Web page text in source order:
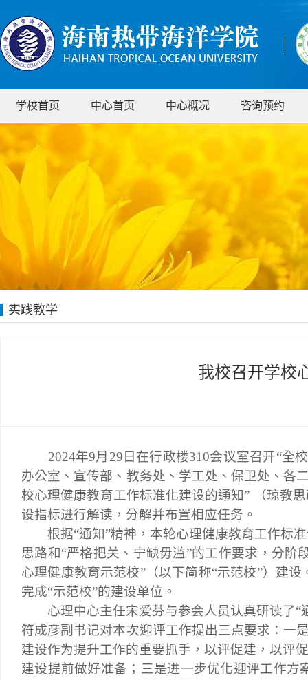
学校首页 中心首页 中心概况 咨询预约
实践教学
我校召开学校
2024年9月 29 日在行政楼310会议室召开“全
办公室、宣传部、教务处、学工处、保卫处、各
校心理健康教育工作标准化建设的通知” （琼教
设指标进行解读，分解并布置相应任务。
根据“通知”精神，本轮心理健康教育工作标
思路和“严格把关、宁缺毋滥”的工作要求，分阶
心理健康教育示范校”（以下简称“示范校”）建设
完成“示范校”的建设单位。
心理中心主任宋爱芬与参会人员认真研读了“
符成彦副书记对本次迎评工作提出三点要求：一
建设作为提升工作的重要抓手，以评促建，以评
建设提前做好准备；三是进一步优化迎评工作方